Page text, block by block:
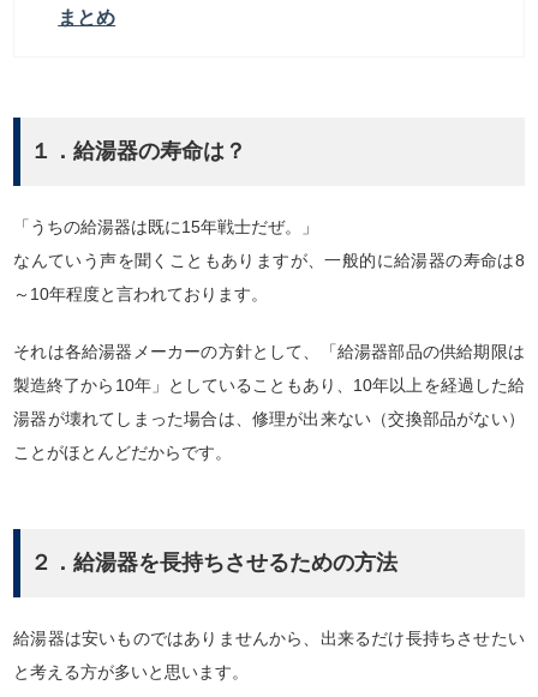
まとめ
１．給湯器の寿命は？
「うちの給湯器は既に15年戦士だぜ。」
なんていう声を聞くこともありますが、一般的に給湯器の寿命は8
～10年程度と言われております。
それは各給湯器メーカーの方針として、「給湯器部品の供給期限は
製造終了から10年」としていることもあり、10年以上を経過した給
湯器が壊れてしまった場合は、修理が出来ない（交換部品がない）
ことがほとんどだからです。
２．給湯器を長持ちさせるための方法
給湯器は安いものではありませんから、出来るだけ長持ちさせたい
と考える方が多いと思います。